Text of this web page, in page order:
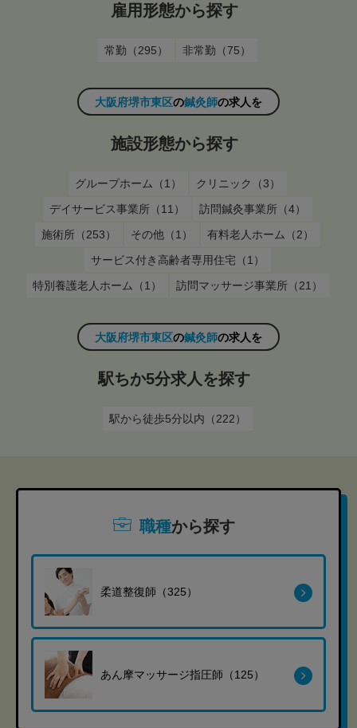
雇用形態から探す
常勤（295） 非常勤（75）
大阪府堺市東区の鍼灸師の求人を
施設形態から探す
グループホーム（1）
クリニック（3）
デイサービス事業所（11）
訪問鍼灸事業所（4）
施術所（253）
その他（1）
有料老人ホーム（2）
サービス付き高齢者専用住宅（1）
特別養護老人ホーム（1）
訪問マッサージ事業所（21）
大阪府堺市東区の鍼灸師の求人を
駅ちか5分求人を探す
駅から徒歩5分以内（222）
職種から探す
柔道整復師（325）
あん摩マッサージ指圧師（125）